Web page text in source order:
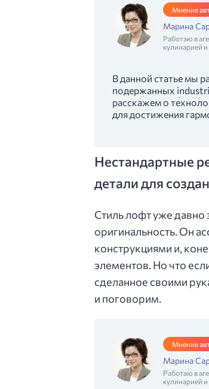
Мнение
Марина
Работаю в
кулинарией
В данной статье мы
подержанных
расскажем о
для достижения
Нестандартные
детали для
Стиль лофт уже давно
оригинальность. Он
конструкциями и,
элементов. Но что
сделанное своими
и поговорим.
Мнение
Марина
Работаю в
кулинарией